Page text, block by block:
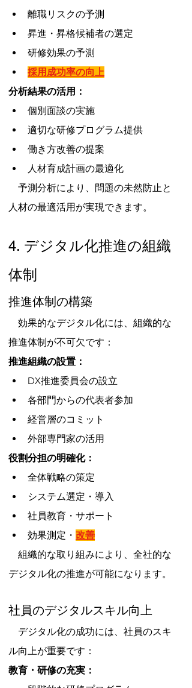
離職リスクの予測
昇進・昇格候補者の選定
研修効果の予測
採用成功率の向上
分析結果の活用：
個別面談の実施
適切な研修プログラム提供
働き方改善の提案
人材育成計画の最適化
予測分析により、問題の未然防止と
人材の最適活用が実現できます。
4. デジタル化推進の組織
体制
推進体制の構築
効果的なデジタル化には、組織的な
推進体制が不可欠です：
推進組織の設置：
DX推進委員会の設立
各部門からの代表者参加
経営層のコミット
外部専門家の活用
役割分担の明確化：
全体戦略の策定
システム選定・導入
社員教育・サポート
効果測定・ 改善
組織的な取り組みにより、全社的な
デジタル化の推進が可能になります。
社員のデジタルスキル向上
デジタル化の成功には、社員のスキ
ル向上が重要です：
教育・研修の充実：